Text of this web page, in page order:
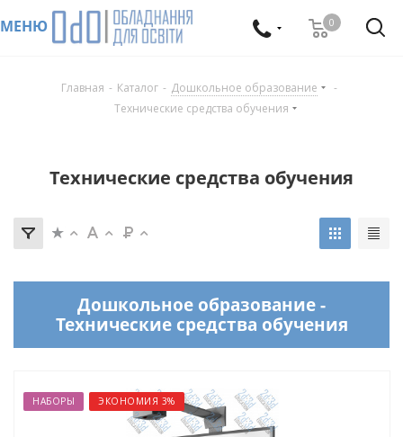
МЕНЮ 0
Главная - Каталог - Дошкольное образование
-
Технические средства обучения
Технические средства обучения
Дошкольное образование -
Технические средства обучения
НАБОРЫ ЭКОНОМИЯ 3%